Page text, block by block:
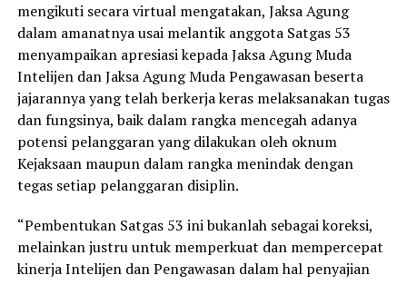
mengikuti secara virtual mengatakan, Jaksa Agung
dalam amanatnya usai melantik anggota Satgas 53
menyampaikan apresiasi kepada Jaksa Agung Muda
Intelijen dan Jaksa Agung Muda Pengawasan beserta
jajarannya yang telah berkerja keras melaksanakan tugas
dan fungsinya, baik dalam rangka mencegah adanya
potensi pelanggaran yang dilakukan oleh oknum
Kejaksaan maupun dalam rangka menindak dengan
tegas setiap pelanggaran disiplin.
“Pembentukan Satgas 53 ini bukanlah sebagai koreksi,
melainkan justru untuk memperkuat dan mempercepat
kinerja Intelijen dan Pengawasan dalam hal penyajian